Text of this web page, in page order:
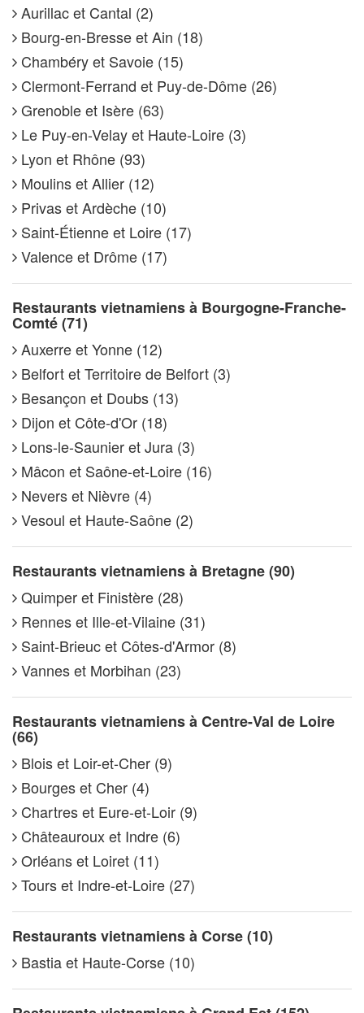
Aurillac et Cantal (2)
Bourg-en-Bresse et Ain (18)
Chambéry et Savoie (15)
Clermont-Ferrand et Puy-de-Dôme (26)
Grenoble et Isère (63)
Le Puy-en-Velay et Haute-Loire (3)
Lyon et Rhône (93)
Moulins et Allier (12)
Privas et Ardèche (10)
Saint-Étienne et Loire (17)
Valence et Drôme (17)
Restaurants vietnamiens à Bourgogne-Franche-
Comté (71)
Auxerre et Yonne (12)
Belfort et Territoire de Belfort (3)
Besançon et Doubs (13)
Dijon et Côte-d'Or (18)
Lons-le-Saunier et Jura (3)
Mâcon et Saône-et-Loire (16)
Nevers et Nièvre (4)
Vesoul et Haute-Saône (2)
Restaurants vietnamiens à Bretagne (90)
Quimper et Finistère (28)
Rennes et Ille-et-Vilaine (31)
Saint-Brieuc et Côtes-d'Armor (8)
Vannes et Morbihan (23)
Restaurants vietnamiens à Centre-Val de Loire
(66)
Blois et Loir-et-Cher (9)
Bourges et Cher (4)
Chartres et Eure-et-Loir (9)
Châteauroux et Indre (6)
Orléans et Loiret (11)
Tours et Indre-et-Loire (27)
Restaurants vietnamiens à Corse (10)
Bastia et Haute-Corse (10)